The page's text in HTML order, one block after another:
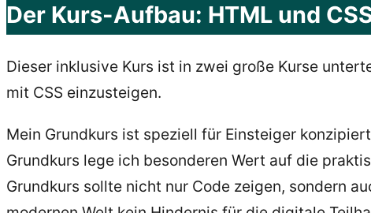
Der Kurs-Aufbau: HTML und
Dieser inklusive Kurs ist in zwei große Kurse
mit CSS einzusteigen.
Mein Grundkurs ist speziell für Einsteiger
Grundkurs lege ich besonderen Wert auf die
Grundkurs sollte nicht nur Code zeigen, sondern